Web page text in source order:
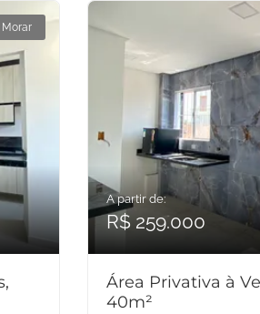
Morar
A partir de:
R$ 259.000
Área Privativa à
40m²